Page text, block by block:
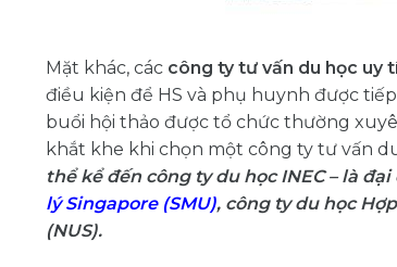
Mặt khác, các công ty tư vấn du học uy
điều kiện để HS và phụ huynh được
buổi hội thảo được tổ chức thường
khắt khe khi chọn một công ty tư vấn
thể kể đến công ty du học INEC – là
lý Singapore (SMU), công ty du học
(NUS).